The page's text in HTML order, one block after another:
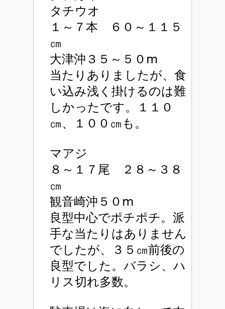
タチウオ
１～７本 ６０～１１５
㎝
大津沖３５～５０ⅿ
当たりありましたが、食
い込み浅く掛けるのは難
しかったです。１１０
㎝、１００㎝も。
マアジ
８～１７尾 ２８～３８
㎝
観音崎沖５０ⅿ
良型中心でポチポチ。派
手な当たりはありません
でしたが、３５㎝前後の
良型でした。バラシ、ハ
リス切れ多数。